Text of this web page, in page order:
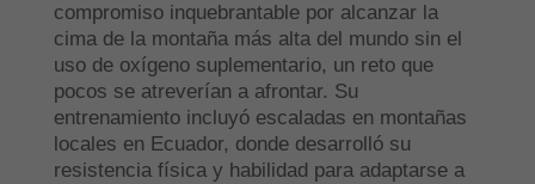
compromiso inquebrantable por alcanzar la
cima de la montaña más alta del mundo sin el
uso de oxígeno suplementario, un reto que
pocos se atreverían a afrontar. Su
entrenamiento incluyó escaladas en montañas
locales en Ecuador, donde desarrolló su
resistencia física y habilidad para adaptarse a